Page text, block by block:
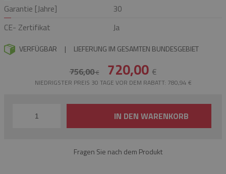
Garantie [Jahre]
30
CE- Zertifikat
Ja
VERFÜGBAR | LIEFERUNG IM GESAMTEN BUNDESGEBIET
756,00€ 720,00 €
NIEDRIGSTER PREIS 30 TAGE VOR DEM RABATT: 780,94 €
IN DEN WARENKORB
Fragen Sie nach dem Produkt